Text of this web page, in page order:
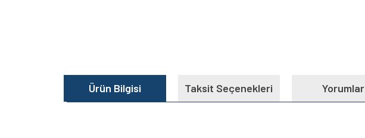
Ürün Bilgisi Taksit Seçenekleri Yorumlar